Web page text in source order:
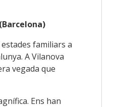
familiars a
A Vilanova
vegada que
Ens han